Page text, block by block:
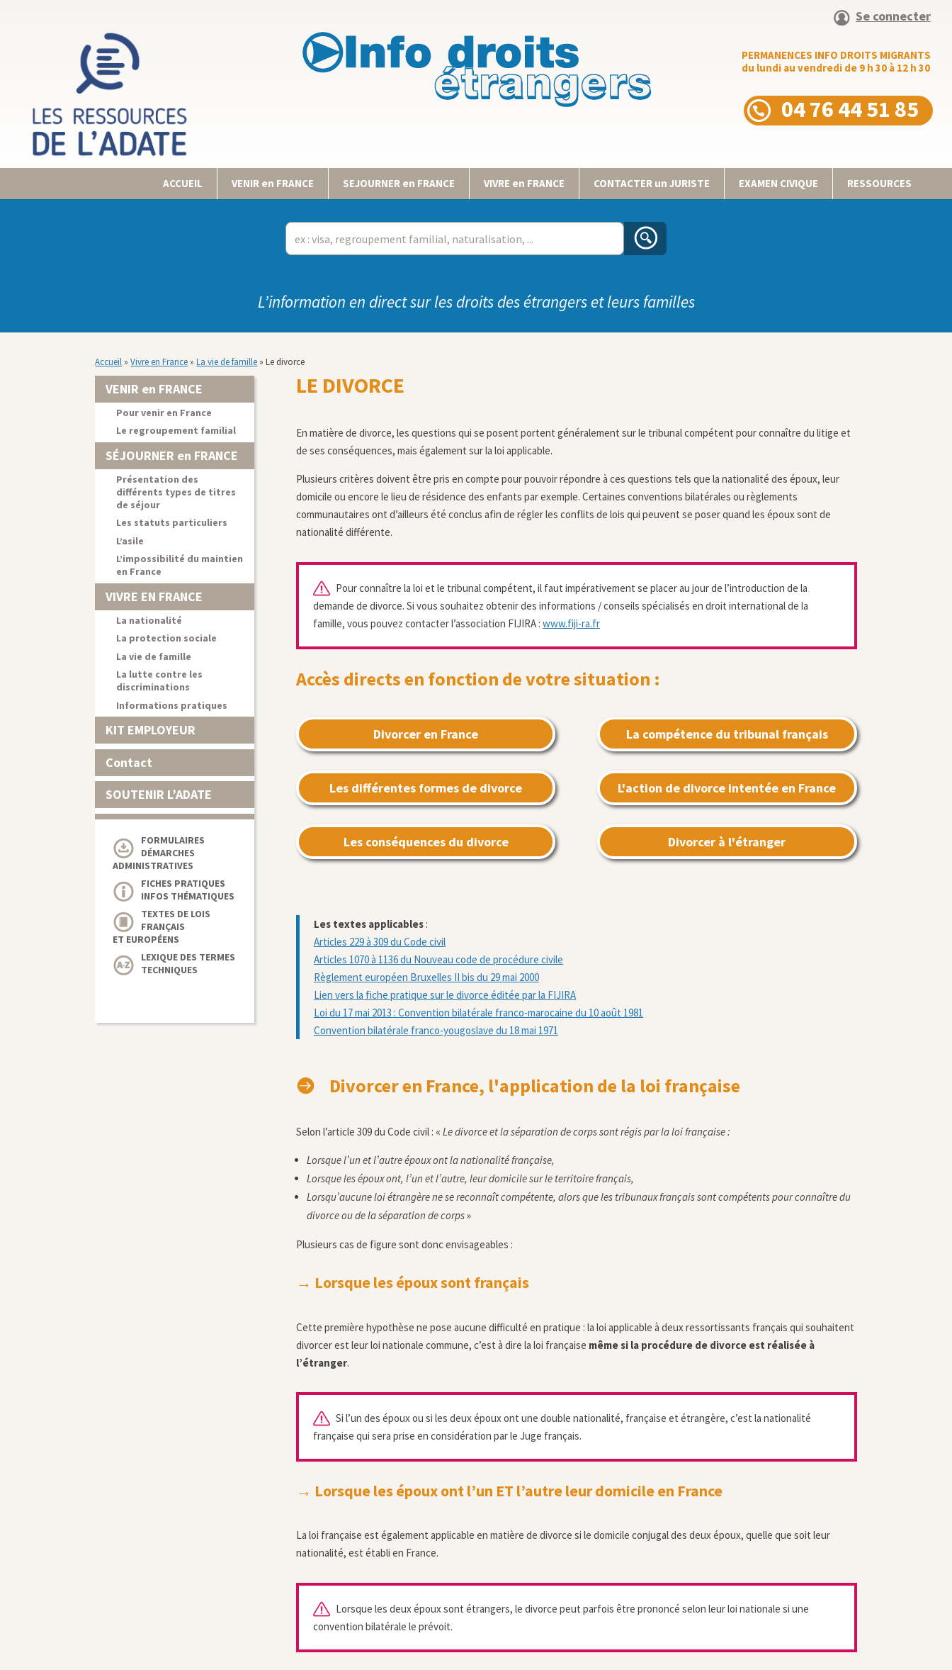
Se connecter
PERMANENCES INFO DROITS MIGRANTS
du lundi au vendredi de 9 h 30 à 12 h 30
04 76 44 51 85
ACCUEIL VENIR en FRANCE SEJOURNER en FRANCE VIVRE en FRANCE CONTACTER un JURISTE EXAMEN CIVIQUE RESSOURCES
L’information en direct sur les droits des étrangers et leurs familles
Accueil »Vivre en France »La vie de famille »Le divorce
VENIR en FRANCE
Pour venir en France
Le regroupement familial
SÉJOURNER en FRANCE
Présentation des
différents types de titres
de séjour
Les statuts particuliers
L’asile
L’impossibilité du maintien
en France
VIVRE EN FRANCE
La nationalité
La protection sociale
La vie de famille
La lutte contre les
discriminations
Informations pratiques
KIT EMPLOYEUR
Contact
SOUTENIR L’ADATE
FORMULAIRES
DÉMARCHES
ADMINISTRATIVES
FICHES PRATIQUES
INFOS THÉMATIQUES
TEXTES DE LOIS
FRANÇAIS
ET EUROPÉENS
LEXIQUE DES TERMES
TECHNIQUES
LE DIVORCE
En matière de divorce, les questions qui se posent portent généralement sur le tribunal compétent pour connaître du litige et
de ses conséquences, mais également sur la loi applicable.
Plusieurs critères doivent être pris en compte pour pouvoir répondre à ces questions tels que la nationalité des époux, leur
domicile ou encore le lieu de résidence des enfants par exemple. Certaines conventions bilatérales ou règlements
communautaires ont d’ailleurs été conclus afin de régler les conflits de lois qui peuvent se poser quand les époux sont de
nationalité différente.
Pour connaître la loi et le tribunal compétent, il faut impérativement se placer au jour de l’introduction de la
demande de divorce. Si vous souhaitez obtenir des informations / conseils spécialisés en droit international de la
famille, vous pouvez contacter l’association FIJIRA : www.fiji-ra.fr
Accès directs en fonction de votre situation :
Divorcer en France
Les différentes formes de divorce
Les conséquences du divorce
La compétence du tribunal français
L'action de divorce intentée en France
Divorcer à l'étranger
Les textes applicables:
Articles 229 à 309 du Code civil
Articles 1070 à 1136 du Nouveau code de procédure civile
Règlement européen Bruxelles II bis du 29 mai 2000
Lien vers la fiche pratique sur le divorce éditée par la FIJIRA
Loi du 17 mai 2013 : Convention bilatérale franco-marocaine du 10 août 1981
Convention bilatérale franco-yougoslave du 18 mai 1971
 Divorcer en France, l'application de la loi française
Selon l’article 309 du Code civil : « Le divorce et la séparation de corps sont régis par la loi française :
Lorsque l’un et l’autre époux ont la nationalité française,
Lorsque les époux ont, l’un et l’autre, leur domicile sur le territoire français,
Lorsqu’aucune loi étrangère ne se reconnaît compétente, alors que les tribunaux français sont compétents pour connaître du
divorce ou de la séparation de corps»
Plusieurs cas de figure sont donc envisageables :
→ Lorsque les époux sont français
Cette première hypothèse ne pose aucune difficulté en pratique : la loi applicable à deux ressortissants français qui souhaitent
divorcer est leur loi nationale commune, c’est à dire la loi française même si la procédure de divorce est réalisée à
l’étranger.
Si l’un des époux ou si les deux époux ont une double nationalité, française et étrangère, c’est la nationalité
française qui sera prise en considération par le Juge français.
→ Lorsque les époux ont l’un ET l’autre leur domicile en France
La loi française est également applicable en matière de divorce si le domicile conjugal des deux époux, quelle que soit leur
nationalité, est établi en France.
Lorsque les deux époux sont étrangers, le divorce peut parfois être prononcé selon leur loi nationale si une
convention bilatérale le prévoit.